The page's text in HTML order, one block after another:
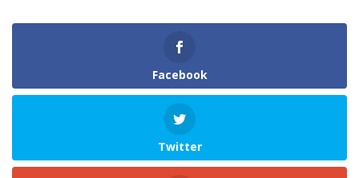
Facebook
Twitter